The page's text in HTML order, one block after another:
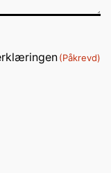
(Påkrevd)